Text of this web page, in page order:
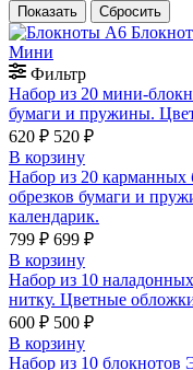
Мини
Фильтр
Набор из 20 мини-
бумаги и пружины.
620 ₽ 520 ₽
В корзину
Набор из 20 карманных
обрезков бумаги и
календарик.
799 ₽ 699 ₽
В корзину
Набор из 10
нитку. Цветные
600 ₽ 500 ₽
В корзину
Набор из 10 блокнотов